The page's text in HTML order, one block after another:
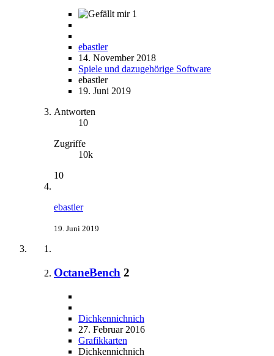
1
ebastler
14. November 2018
Spiele und dazugehörige Software
ebastler
19. Juni 2019
Antworten
10
Zugriffe
10k
10
ebastler
19. Juni 2019
OctaneBench 2
Dichkennichnich
27. Februar 2016
Grafikkarten
Dichkennichnich